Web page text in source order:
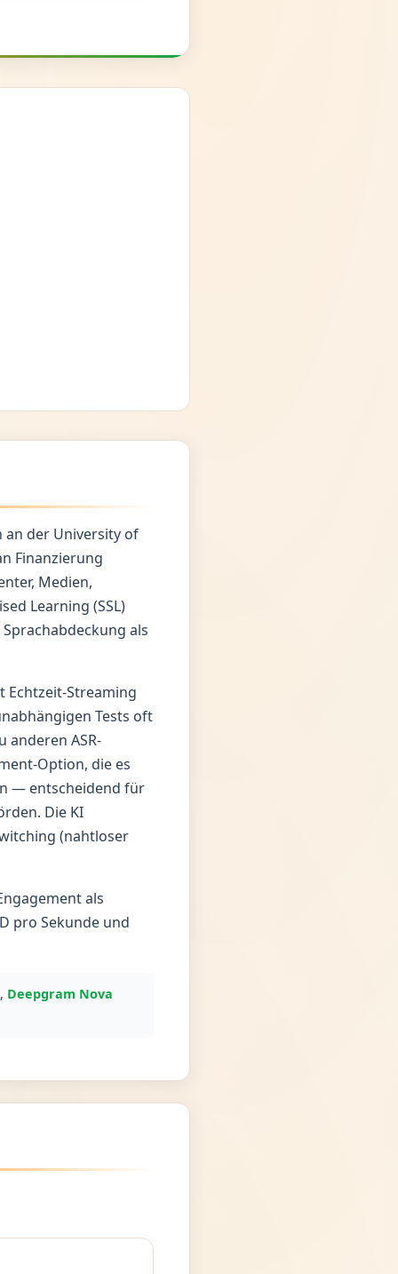
an der University of
Finanzierung
Medien,
Learning (SSL)
als
Echtzeit-Streaming
Tests oft
anderen ASR-
Option, die es
— entscheidend für
Die KI
(nahtloser
als
pro Sekunde und
Deepgram Nova